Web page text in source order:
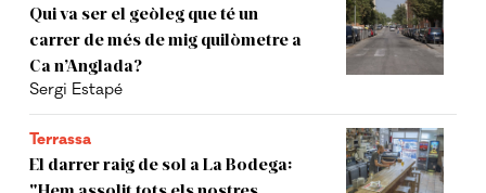
Qui va ser el geòleg que té un
carrer de més de mig quilòmetre a
Ca n’Anglada?
Sergi Estapé
Terrassa
El darrer raig de sol a La Bodega: